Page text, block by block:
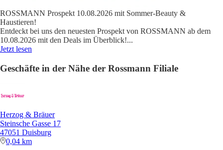
ROSSMANN Prospekt 10.08.2026 mit Sommer-Beauty &
Haustieren!
Entdeckt bei uns den neuesten Prospekt von ROSSMANN ab dem
10.08.2026 mit den Deals im Überblick!...
Jetzt lesen
Geschäfte in der Nähe der Rossmann Filiale
Herzog & Bräuer
Steinsche Gasse 17
47051 Duisburg
0,04 km